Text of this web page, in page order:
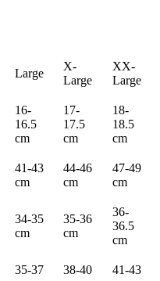
Large
X-
Large
XX-
Large
16-
16.5
cm
17-
17.5
cm
18-
18.5
cm
41-43
cm
44-46
cm
47-49
cm
34-35
cm
35-36
cm
36-
36.5
cm
35-37
38-40
41-43